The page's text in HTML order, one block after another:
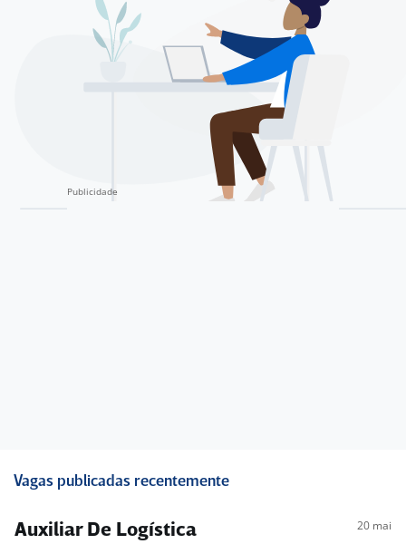
Vagas publicadas recentemente
Auxiliar De Logística 20 mai